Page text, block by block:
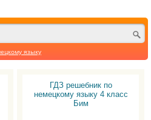
языку
ГДЗ решебник по
немецкому языку 4 класс
Бим